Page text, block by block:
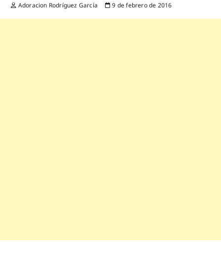
Adoracion Rodríguez García 9 de febrero de 2016